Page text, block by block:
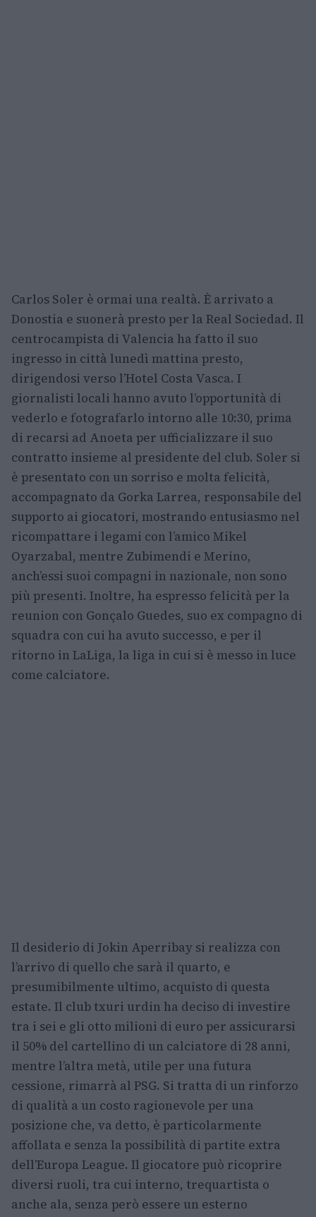
Carlos Soler è ormai una realtà. È arrivato a
Donostia e suonerà presto per la Real Sociedad. Il
centrocampista di Valencia ha fatto il suo
ingresso in città lunedì mattina presto,
dirigendosi verso l’Hotel Costa Vasca. I
giornalisti locali hanno avuto l’opportunità di
vederlo e fotografarlo intorno alle 10:30, prima
di recarsi ad Anoeta per ufficializzare il suo
contratto insieme al presidente del club. Soler si
è presentato con un sorriso e molta felicità,
accompagnato da Gorka Larrea, responsabile del
supporto ai giocatori, mostrando entusiasmo nel
ricompattare i legami con l’amico Mikel
Oyarzabal, mentre Zubimendi e Merino,
anch’essi suoi compagni in nazionale, non sono
più presenti. Inoltre, ha espresso felicità per la
reunion con Gonçalo Guedes, suo ex compagno di
squadra con cui ha avuto successo, e per il
ritorno in LaLiga, la liga in cui si è messo in luce
come calciatore.
Il desiderio di Jokin Aperribay si realizza con
l’arrivo di quello che sarà il quarto, e
presumibilmente ultimo, acquisto di questa
estate. Il club txuri urdin ha deciso di investire
tra i sei e gli otto milioni di euro per assicurarsi
il 50% del cartellino di un calciatore di 28 anni,
mentre l’altra metà, utile per una futura
cessione, rimarrà al PSG. Si tratta di un rinforzo
di qualità a un costo ragionevole per una
posizione che, va detto, è particolarmente
affollata e senza la possibilità di partite extra
dell’Europa League. Il giocatore può ricoprire
diversi ruoli, tra cui interno, trequartista o
anche ala, senza però essere un esterno